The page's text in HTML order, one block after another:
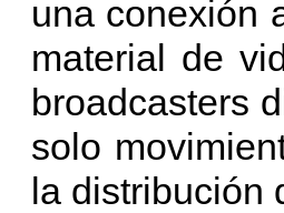
una conexión
material de
broadcasters
solo
la